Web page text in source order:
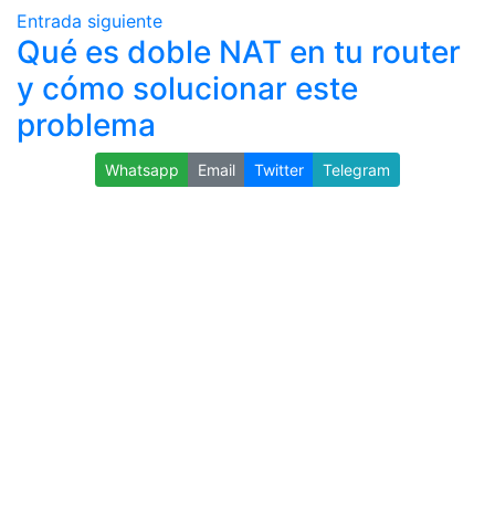
Entrada siguiente
Qué es doble NAT en tu router
y cómo solucionar este
problema
Whatsapp Email Twitter Telegram